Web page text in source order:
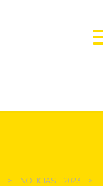
> NOTICIAS 2023>